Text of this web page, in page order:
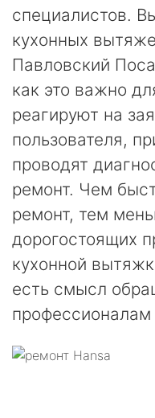
специалистов.
кухонных
Павловский
как это важно
реагируют на
пользователя,
проводят
ремонт. Чем
ремонт, тем
дорогостоящих
кухонной
есть смысл
профессионалам